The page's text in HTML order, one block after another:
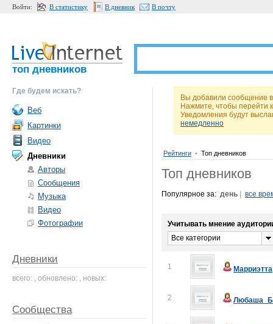
Войти: В статистику В дневник В почту
топ дневников
Вы добавили сообщение
Нажмите, чтобы перейти
Уведомления будут
немедленно
Рейтинги • Топ дневников
Топ дневников
Популярное за: день все
Учитывать мнение
Все категории
1 Марриэтта
2
Где будем искать?
Веб
Картинки
Видео
Дневники
Авторы
Сообщения
Музыка
Видео
Фотографии
Дневники
всего: , обновлено: , новых:
Сообщества